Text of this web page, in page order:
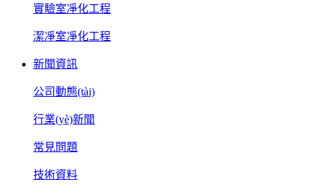
實驗室凈化工程
潔凈室凈化工程
新聞資訊
公司動態(tài)
行業(yè)新聞
常見問題
技術資料